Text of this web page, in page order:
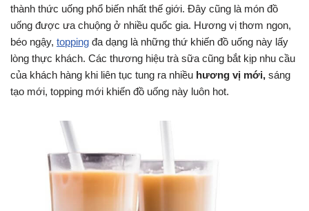
thành thức uống phổ biến nhất thế giới. Đây cũng là món đồ
uống được ưa chuộng ở nhiều quốc gia. Hương vị thơm ngon,
béo ngậy, topping đa dạng là những thứ khiến đồ uống này lấy
lòng thực khách. Các thương hiệu trà sữa cũng bắt kịp nhu cầu
của khách hàng khi liên tục tung ra nhiều hương vị mới, sáng
tạo mới, topping mới khiến đồ uống này luôn hot.